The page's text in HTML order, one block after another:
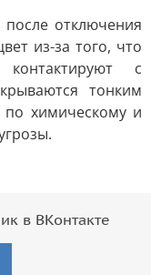
отключения
из-за того, что
с
тонким
химическому и
в ВКонтакте